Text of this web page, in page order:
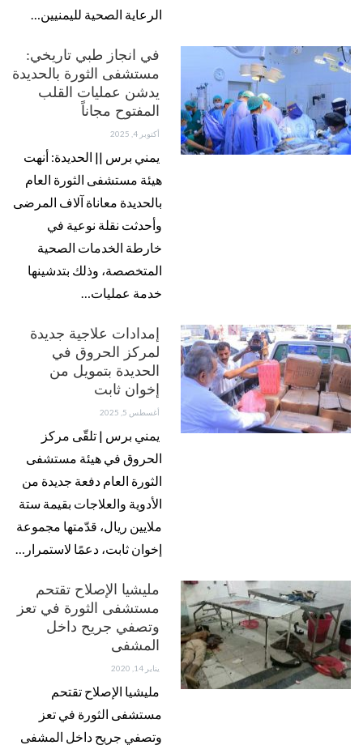
الرعاية الصحية لليمنيين…
في انجاز طبي تاريخي:
مستشفى الثورة بالحديدة
يدشن عمليات القلب
المفتوح مجاناً
أكتوبر 4, 2025
يمني برس || الحديدة: أنهت
هيئة مستشفى الثورة العام
بالحديدة معاناة آلاف المرضى
وأحدثت نقلة نوعية في
خارطة الخدمات الصحية
المتخصصة، وذلك بتدشينها
خدمة عمليات…
إمدادات علاجية جديدة
لمركز الحروق في
الحديدة بتمويل من
إخوان ثابت
أغسطس 5, 2025
يمني برس | تلقّى مركز
الحروق في هيئة مستشفى
الثورة العام دفعة جديدة من
الأدوية والعلاجات بقيمة ستة
ملايين ريال، قدّمتها مجموعة
إخوان ثابت، دعمًا لاستمرار…
مليشيا الإصلاح تقتحم
مستشفى الثورة في تعز
وتصفي جريح داخل
المشفى
يناير 14, 2020
مليشيا الإصلاح تقتحم
مستشفى الثورة في تعز
وتصفي جريح داخل المشفى